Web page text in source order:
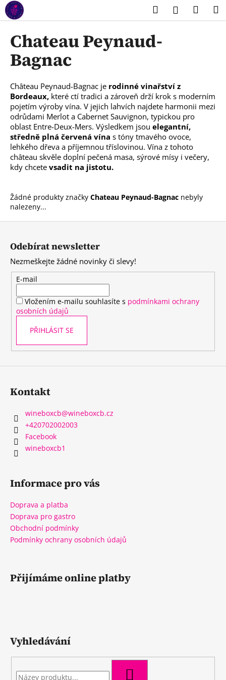
Přejít
na
obsah
HledatPřihlášení
Chateau Peynaud-
Bagnac
Château Peynaud-Bagnac je rodinné vinařství z
Bordeaux, které ctí tradici a zároveň drží krok s moderním
pojetím výroby vína. V jejich lahvích najdete harmonii mezi
odrůdami Merlot a Cabernet Sauvignon, typickou pro
oblast Entre-Deux-Mers. Výsledkem jsou elegantní,
středně plná červená vína s tóny tmavého ovoce,
lehkého dřeva a příjemnou tříslovinou. Vína z tohoto
château skvěle doplní pečená masa, sýrové mísy i večery,
kdy chcete vsadit na jistotu.
Žádné produkty značky Chateau Peynaud-Bagnac nebyly
nalezeny...
K
o
C
o
p
o
t
ř
e
b
u
j
t
e
n
a
j
í
HLEDAT
D
o
o
r
u
č
j
e
m
e
Z
Odebírat newsletter
Nezmeškejte žádné novinky či slevy!
E-mail
Vložením e-mailu souhlasíte s podmínkami ochrany
osobních údajů
PŘIHLÁSIT SE
Kontakt
wineboxcb@wineboxcb.cz
+420702002003
Facebook
wineboxcb1
Informace pro vás
Doprava a platba
Doprava pro gastro
Obchodní podmínky
Podmínky ochrany osobních údajů
Přijímáme online platby
Vyhledávání